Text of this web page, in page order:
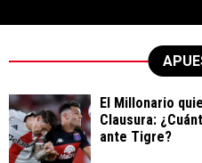
El Millonario
Clausura:
ante Tigre?